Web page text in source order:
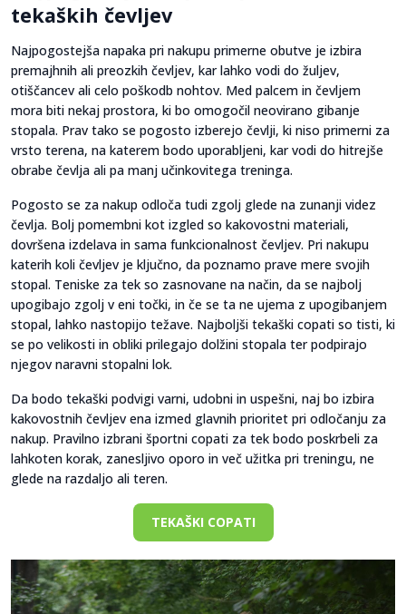
tekaških čevljev
Najpogostejša napaka pri nakupu primerne obutve je izbira
premajhnih ali preozkih čevljev, kar lahko vodi do žuljev,
otiščancev ali celo poškodb nohtov. Med palcem in čevljem
mora biti nekaj prostora, ki bo omogočil neovirano gibanje
stopala. Prav tako se pogosto izberejo čevlji, ki niso primerni za
vrsto terena, na katerem bodo uporabljeni, kar vodi do hitrejše
obrabe čevlja ali pa manj učinkovitega treninga.
Pogosto se za nakup odloča tudi zgolj glede na zunanji videz
čevlja. Bolj pomembni kot izgled so kakovostni materiali,
dovršena izdelava in sama funkcionalnost čevljev. Pri nakupu
katerih koli čevljev je ključno, da poznamo prave mere svojih
stopal. Teniske za tek so zasnovane na način, da se najbolj
upogibajo zgolj v eni točki, in če se ta ne ujema z upogibanjem
stopal, lahko nastopijo težave. Najboljši tekaški copati so tisti, ki
se po velikosti in obliki prilegajo dolžini stopala ter podpirajo
njegov naravni stopalni lok.
Da bodo tekaški podvigi varni, udobni in uspešni, naj bo izbira
kakovostnih čevljev ena izmed glavnih prioritet pri odločanju za
nakup. Pravilno izbrani športni copati za tek bodo poskrbeli za
lahkoten korak, zanesljivo oporo in več užitka pri treningu, ne
glede na razdaljo ali teren.
TEKAŠKI COPATI